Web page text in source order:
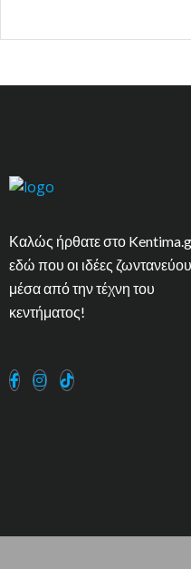
Καλώς ήρθατε στο
εδώ που οι ιδέες
μέσα από την τέχνη του
κεντήματος!